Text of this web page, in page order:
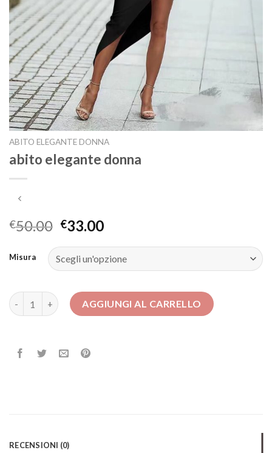
ABITO ELEGANTE DONNA
abito elegante donna
€50.00 €33.00
Misura
abito elegante donna quantitàAGGIUNGI AL CARRELLO
RECENSIONI (0)